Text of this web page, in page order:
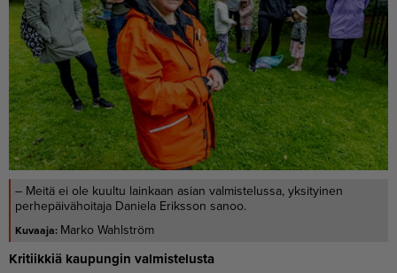
– Meitä ei ole kuultu lainkaan asian valmistelussa, yksityinen
perhepäivähoitaja Daniela Eriksson sanoo.
Marko Wahlström
Kri­tiik­kiä kau­pun­gin val­mis­te­lus­ta